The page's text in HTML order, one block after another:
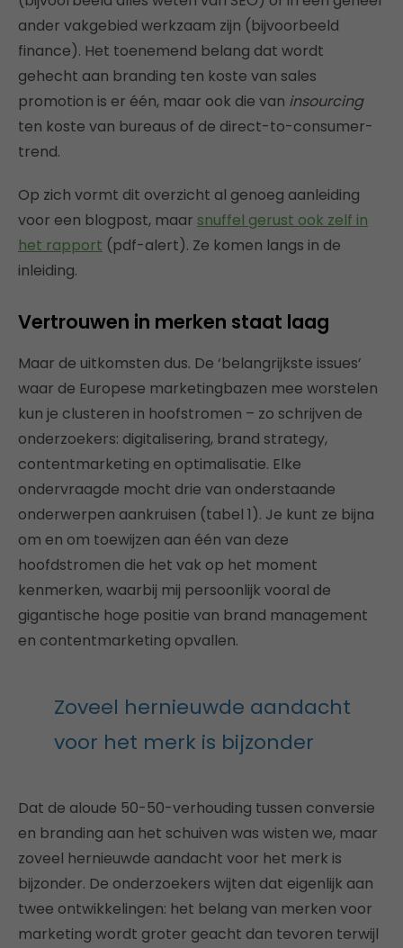
ander vakgebied werkzaam zijn (bijvoorbeeld
finance). Het toenemend belang dat wordt
gehecht aan branding ten koste van sales
promotion is er één, maar ook die van insourcing
ten koste van bureaus of de direct-to-consumer-
trend.
Op zich vormt dit overzicht al genoeg aanleiding
voor een blogpost, maar snuffel gerust ook zelf in
het rapport (pdf-alert). Ze komen langs in de
inleiding.
Vertrouwen in merken staat laag
Maar de uitkomsten dus. De ‘belangrijkste issues’
waar de Europese marketingbazen mee worstelen
kun je clusteren in hoofstromen – zo schrijven de
onderzoekers: digitalisering, brand strategy,
contentmarketing en optimalisatie. Elke
ondervraagde mocht drie van onderstaande
onderwerpen aankruisen (tabel 1). Je kunt ze bijna
om en om toewijzen aan één van deze
hoofdstromen die het vak op het moment
kenmerken, waarbij mij persoonlijk vooral de
gigantische hoge positie van brand management
en contentmarketing opvallen.
Zoveel hernieuwde aandacht
voor het merk is bijzonder
Dat de aloude 50-50-verhouding tussen conversie
en branding aan het schuiven was wisten we, maar
zoveel hernieuwde aandacht voor het merk is
bijzonder. De onderzoekers wijten dat eigenlijk aan
twee ontwikkelingen: het belang van merken voor
marketing wordt groter geacht dan tevoren terwijl